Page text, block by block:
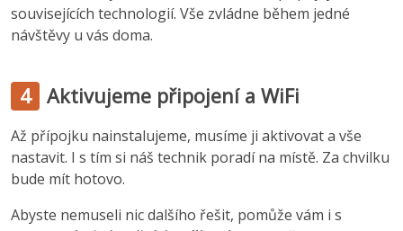
souvisejících technologií. Vše zvládne během jedné
návštěvy u vás doma.
4 Aktivujeme připojení a WiFi
Až přípojku nainstalujeme, musíme ji aktivovat a vše
nastavit. I s tím si náš technik poradí na místě. Za chvilku
bude mít hotovo.
Abyste nemuseli nic dalšího řešit, pomůže vám i s